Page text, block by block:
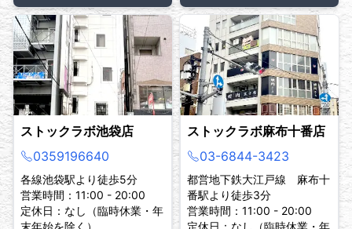
ストックラボ池袋店
0359196640
各線池袋駅より徒歩5分
営業時間：11:00 - 20:00
定休日：なし（臨時休業・年
末年始を除く）
ストックラボ麻布十番店
03-6844-3423
都営地下鉄大江戸線 麻布十
番駅より徒歩3分
営業時間：11:00 - 20:00
定休日：なし（臨時休業・年